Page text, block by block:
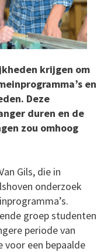
krijgen om
en
Deze
duren en de
zou omhoog
Gils, die in
onderzoek
groep studenten
periode van
voor een bepaalde